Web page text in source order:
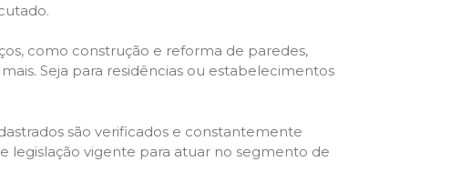
como construção e reforma de paredes,
Seja para residências ou estabelecimentos
são verificados e constantemente
legislação vigente para atuar no segmento de